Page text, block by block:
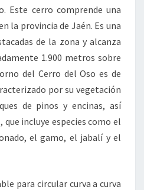
Este cerro comprende una
la provincia de Jaén. Es una
de la zona y alcanza
1.900 metros sobre
del Cerro del Oso es de
por su vegetación
de pinos y encinas, así
incluye especies como el
el gamo, el jabalí y el
para circular curva a curva